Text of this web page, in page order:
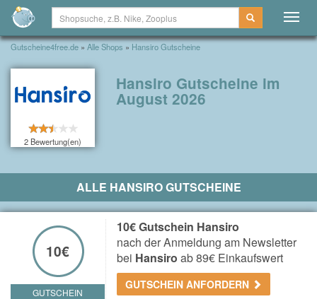
Gutscheine4free.de » Alle Shops » Hansiro Gutscheine
2 Bewertung(en)
Hansiro Gutscheine im
August 2026
ALLE HANSIRO GUTSCHEINE
10€
GUTSCHEIN
10€ Gutschein Hansiro
nach der Anmeldung am Newsletter
bei Hansiro ab 89€ Einkaufswert
GUTSCHEIN ANFORDERN